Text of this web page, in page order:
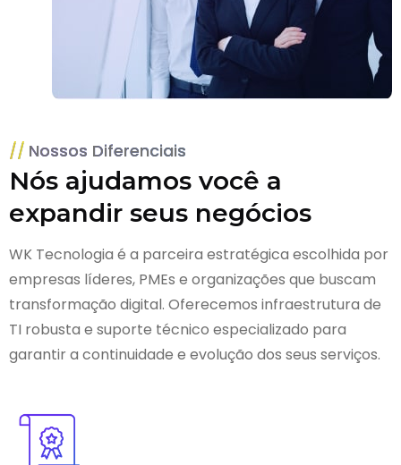
Nossos Diferenciais
Nós ajudamos você a
expandir seus negócios
WK Tecnologia é a parceira estratégica escolhida por
empresas líderes, PMEs e organizações que buscam
transformação digital. Oferecemos infraestrutura de
TI robusta e suporte técnico especializado para
garantir a continuidade e evolução dos seus serviços.